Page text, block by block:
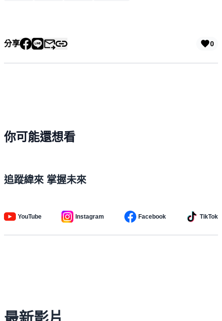
分享 0
你可能還想看
追蹤緯來 掌握未來
YouTube Instagram Facebook TikTok
最新影片